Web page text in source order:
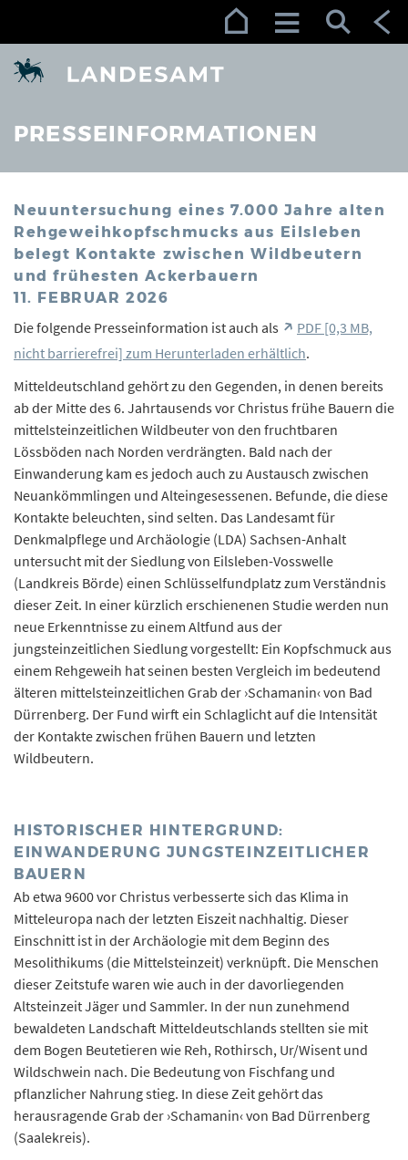
PRESSEINFORMATIONEN
Neuuntersuchung eines 7.000 Jahre alten
Rehgeweihkopfschmucks aus Eilsleben
belegt Kontakte zwischen Wildbeutern
und frühesten Ackerbauern
11. FEBRUAR 2026
Die folgende Presseinformation ist auch als
PDF [0,3 MB,
nicht barrierefrei] zum Herunterladen erhältlich.
Mitteldeutschland gehört zu den Gegenden, in denen bereits
ab der Mitte des 6. Jahrtausends vor Christus frühe Bauern die
mittelsteinzeitlichen Wildbeuter von den fruchtbaren
Lössböden nach Norden verdrängten. Bald nach der
Einwanderung kam es jedoch auch zu Austausch zwischen
Neuankömmlingen und Alteingesessenen. Befunde, die diese
Kontakte beleuchten, sind selten. Das Landesamt für
Denkmalpflege und Archäologie (LDA) Sachsen-Anhalt
untersucht mit der Siedlung von Eilsleben-Vosswelle
(Landkreis Börde) einen Schlüsselfundplatz zum Verständnis
dieser Zeit. In einer kürzlich erschienenen Studie werden nun
neue Erkenntnisse zu einem Altfund aus der
jungsteinzeitlichen Siedlung vorgestellt: Ein Kopfschmuck aus
einem Rehgeweih hat seinen besten Vergleich im bedeutend
älteren mittelsteinzeitlichen Grab der ›Schamanin‹ von Bad
Dürrenberg. Der Fund wirft ein Schlaglicht auf die Intensität
der Kontakte zwischen frühen Bauern und letzten
Wildbeutern.
HISTORISCHER HINTERGRUND:
EINWANDERUNG JUNGSTEINZEITLICHER
BAUERN
Ab etwa 9600 vor Christus verbesserte sich das Klima in
Mitteleuropa nach der letzten Eiszeit nachhaltig. Dieser
Einschnitt ist in der Archäologie mit dem Beginn des
Mesolithikums (die Mittelsteinzeit) verknüpft. Die Menschen
dieser Zeitstufe waren wie auch in der davorliegenden
Altsteinzeit Jäger und Sammler. In der nun zunehmend
bewaldeten Landschaft Mitteldeutschlands stellten sie mit
dem Bogen Beutetieren wie Reh, Rothirsch, Ur/Wisent und
Wildschwein nach. Die Bedeutung von Fischfang und
pflanzlicher Nahrung stieg. In diese Zeit gehört das
herausragende Grab der ›Schamanin‹ von Bad Dürrenberg
(Saalekreis).